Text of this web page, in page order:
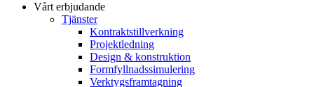
Vårt erbjudande
Tjänster
Kontraktstillverkning
Projektledning
Design & konstruktion
Formfyllnadssimulering
Verktygsframtagning